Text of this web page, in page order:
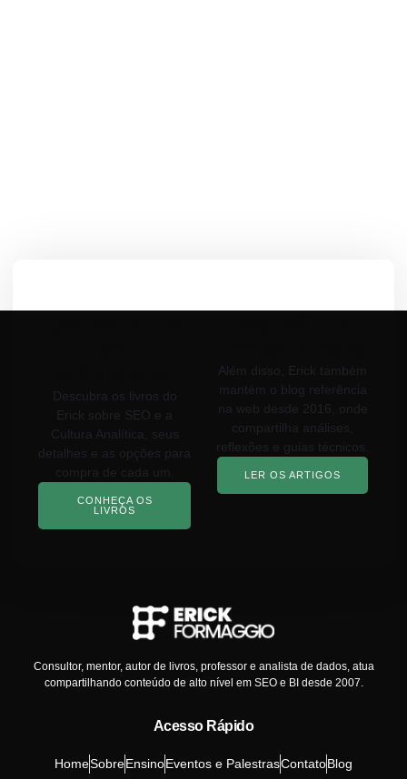
Descubra os livros do
Erick sobre SEO e a
Cultura Analítica, seus
detalhes e as opções para
compra de cada um.
CONHEÇA OS
LIVROS
Além disso, Erick também
mantém o blog referência
na web desde 2016, onde
compartilha análises,
reflexões e guias técnicos.
LER OS ARTIGOS
Consultor, mentor, autor de livros, professor e analista de dados, atua
compartilhando conteúdo de alto nível em SEO e BI desde 2007.
Acesso Rápido
HomeSobreEnsinoEventos e PalestrasContatoBlog